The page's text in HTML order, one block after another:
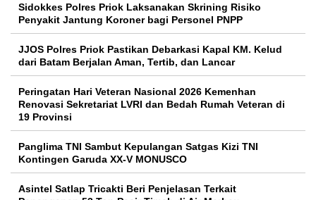
Sidokkes Polres Priok Laksanakan Skrining Risiko
Penyakit Jantung Koroner bagi Personel PNPP
JJOS Polres Priok Pastikan Debarkasi Kapal KM. Kelud
dari Batam Berjalan Aman, Tertib, dan Lancar
Peringatan Hari Veteran Nasional 2026 Kemenhan
Renovasi Sekretariat LVRI dan Bedah Rumah Veteran di
19 Provinsi
Panglima TNI Sambut Kepulangan Satgas Kizi TNI
Kontingen Garuda XX-V MONUSCO
Asintel Satlap Tricakti Beri Penjelasan Terkait